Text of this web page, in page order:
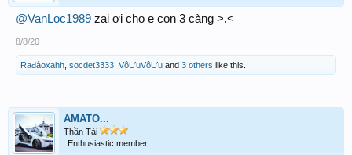
@VanLoc1989 zai ơi cho e con 3 càng >.<
8/8/20
Rađảoxahh socdet3333 VôƯuVôƯu and 3 others like this.
AMATO...
Thần Tài
Enthusiastic member